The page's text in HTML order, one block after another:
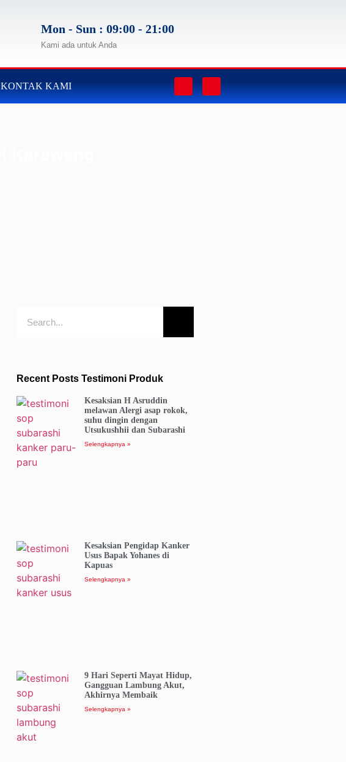
Mon - Sun : 09:00 - 21:00
Kami ada untuk Anda
KONTAK KAMI
Recent Posts Testimoni Produk
Kesaksian H Asruddin
melawan Alergi asap rokok,
suhu dingin dengan
Utsukushhii dan Subarashi
Selengkapnya »
Kesaksian Pengidap Kanker
Usus Bapak Yohanes di
Kapuas
Selengkapnya »
9 Hari Seperti Mayat Hidup,
Gangguan Lambung Akut,
Akhirnya Membaik
Selengkapnya »